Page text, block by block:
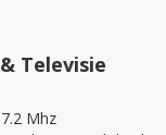
Televisie
Mhz